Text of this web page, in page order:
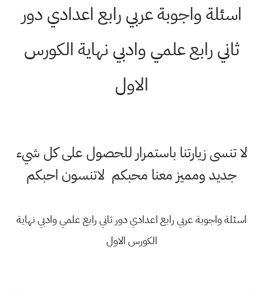
اسئلة واجوبة عربي رابع اعدادي دور
ثاني رابع علمي وادبي نهاية الكورس
الاول
لا تنسى زيارتنا باستمرار للحصول على كل شيء
جديد ومميز معنا محبكم لاتنسون احبكم
اسئلة واجوبة عربي رابع اعدادي دور ثاني رابع علمي وادبي نهاية
الكورس الاول